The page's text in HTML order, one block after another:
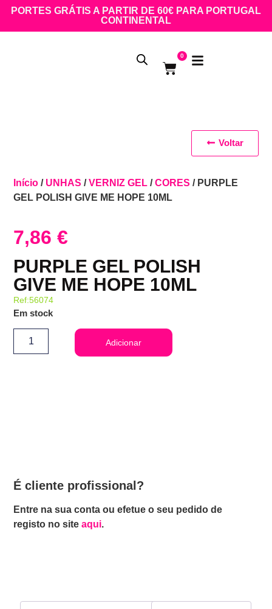
PORTES GRÁTIS A PARTIR DE 60€ PARA PORTUGAL
CONTINENTAL
0
Início / UNHAS /VERNIZ GEL /CORES / PURPLE
GEL POLISH GIVE ME HOPE 10ML
7,86€
PURPLE GEL POLISH
GIVE ME HOPE 10ML
Ref:56074
Em stock
Adicionar
É cliente profissional?
Entre na sua conta ou efetue o seu pedido de
registo no siteaqui.
Voltar